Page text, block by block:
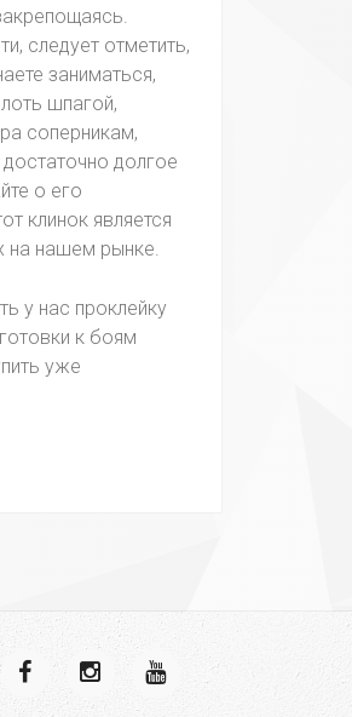
следует отметить,
заниматься,
шпагой,
соперникам,
достаточно долгое
о его
клинок является
нашем рынке.
у нас проклейку
к боям
уже